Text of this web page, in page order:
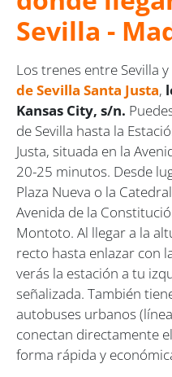
Sevilla -
Los trenes entre Sevilla
de Sevilla Santa Justa,
Kansas City, s/n.
de Sevilla hasta la
Justa, situada en la
20-25 minutos. Desde
Plaza Nueva o la
Avenida de la
Montoto. Al llegar a la
recto hasta enlazar con
verás la estación a tu
señalizada. También
autobuses urbanos
conectan directamente
forma rápida y